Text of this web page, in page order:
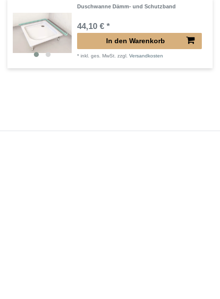
Duschwanne Dämm- und Schutzband
44,10 € *
In den Warenkorb
*inkl. ges. MwSt. zzgl.Versandkosten